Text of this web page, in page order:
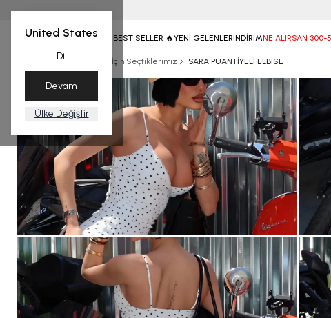
United States
Dil
Devam
Ülke Değiştir
ANASAYFATÜM ÜRÜNLERBEST SELLER 🔥YENİ GELENLERİNDİRİMNE ALIRSAN 300-
YAZ Sizin İçin Seçtiklerimiz SARA PUANTİYELİ ELBİSE